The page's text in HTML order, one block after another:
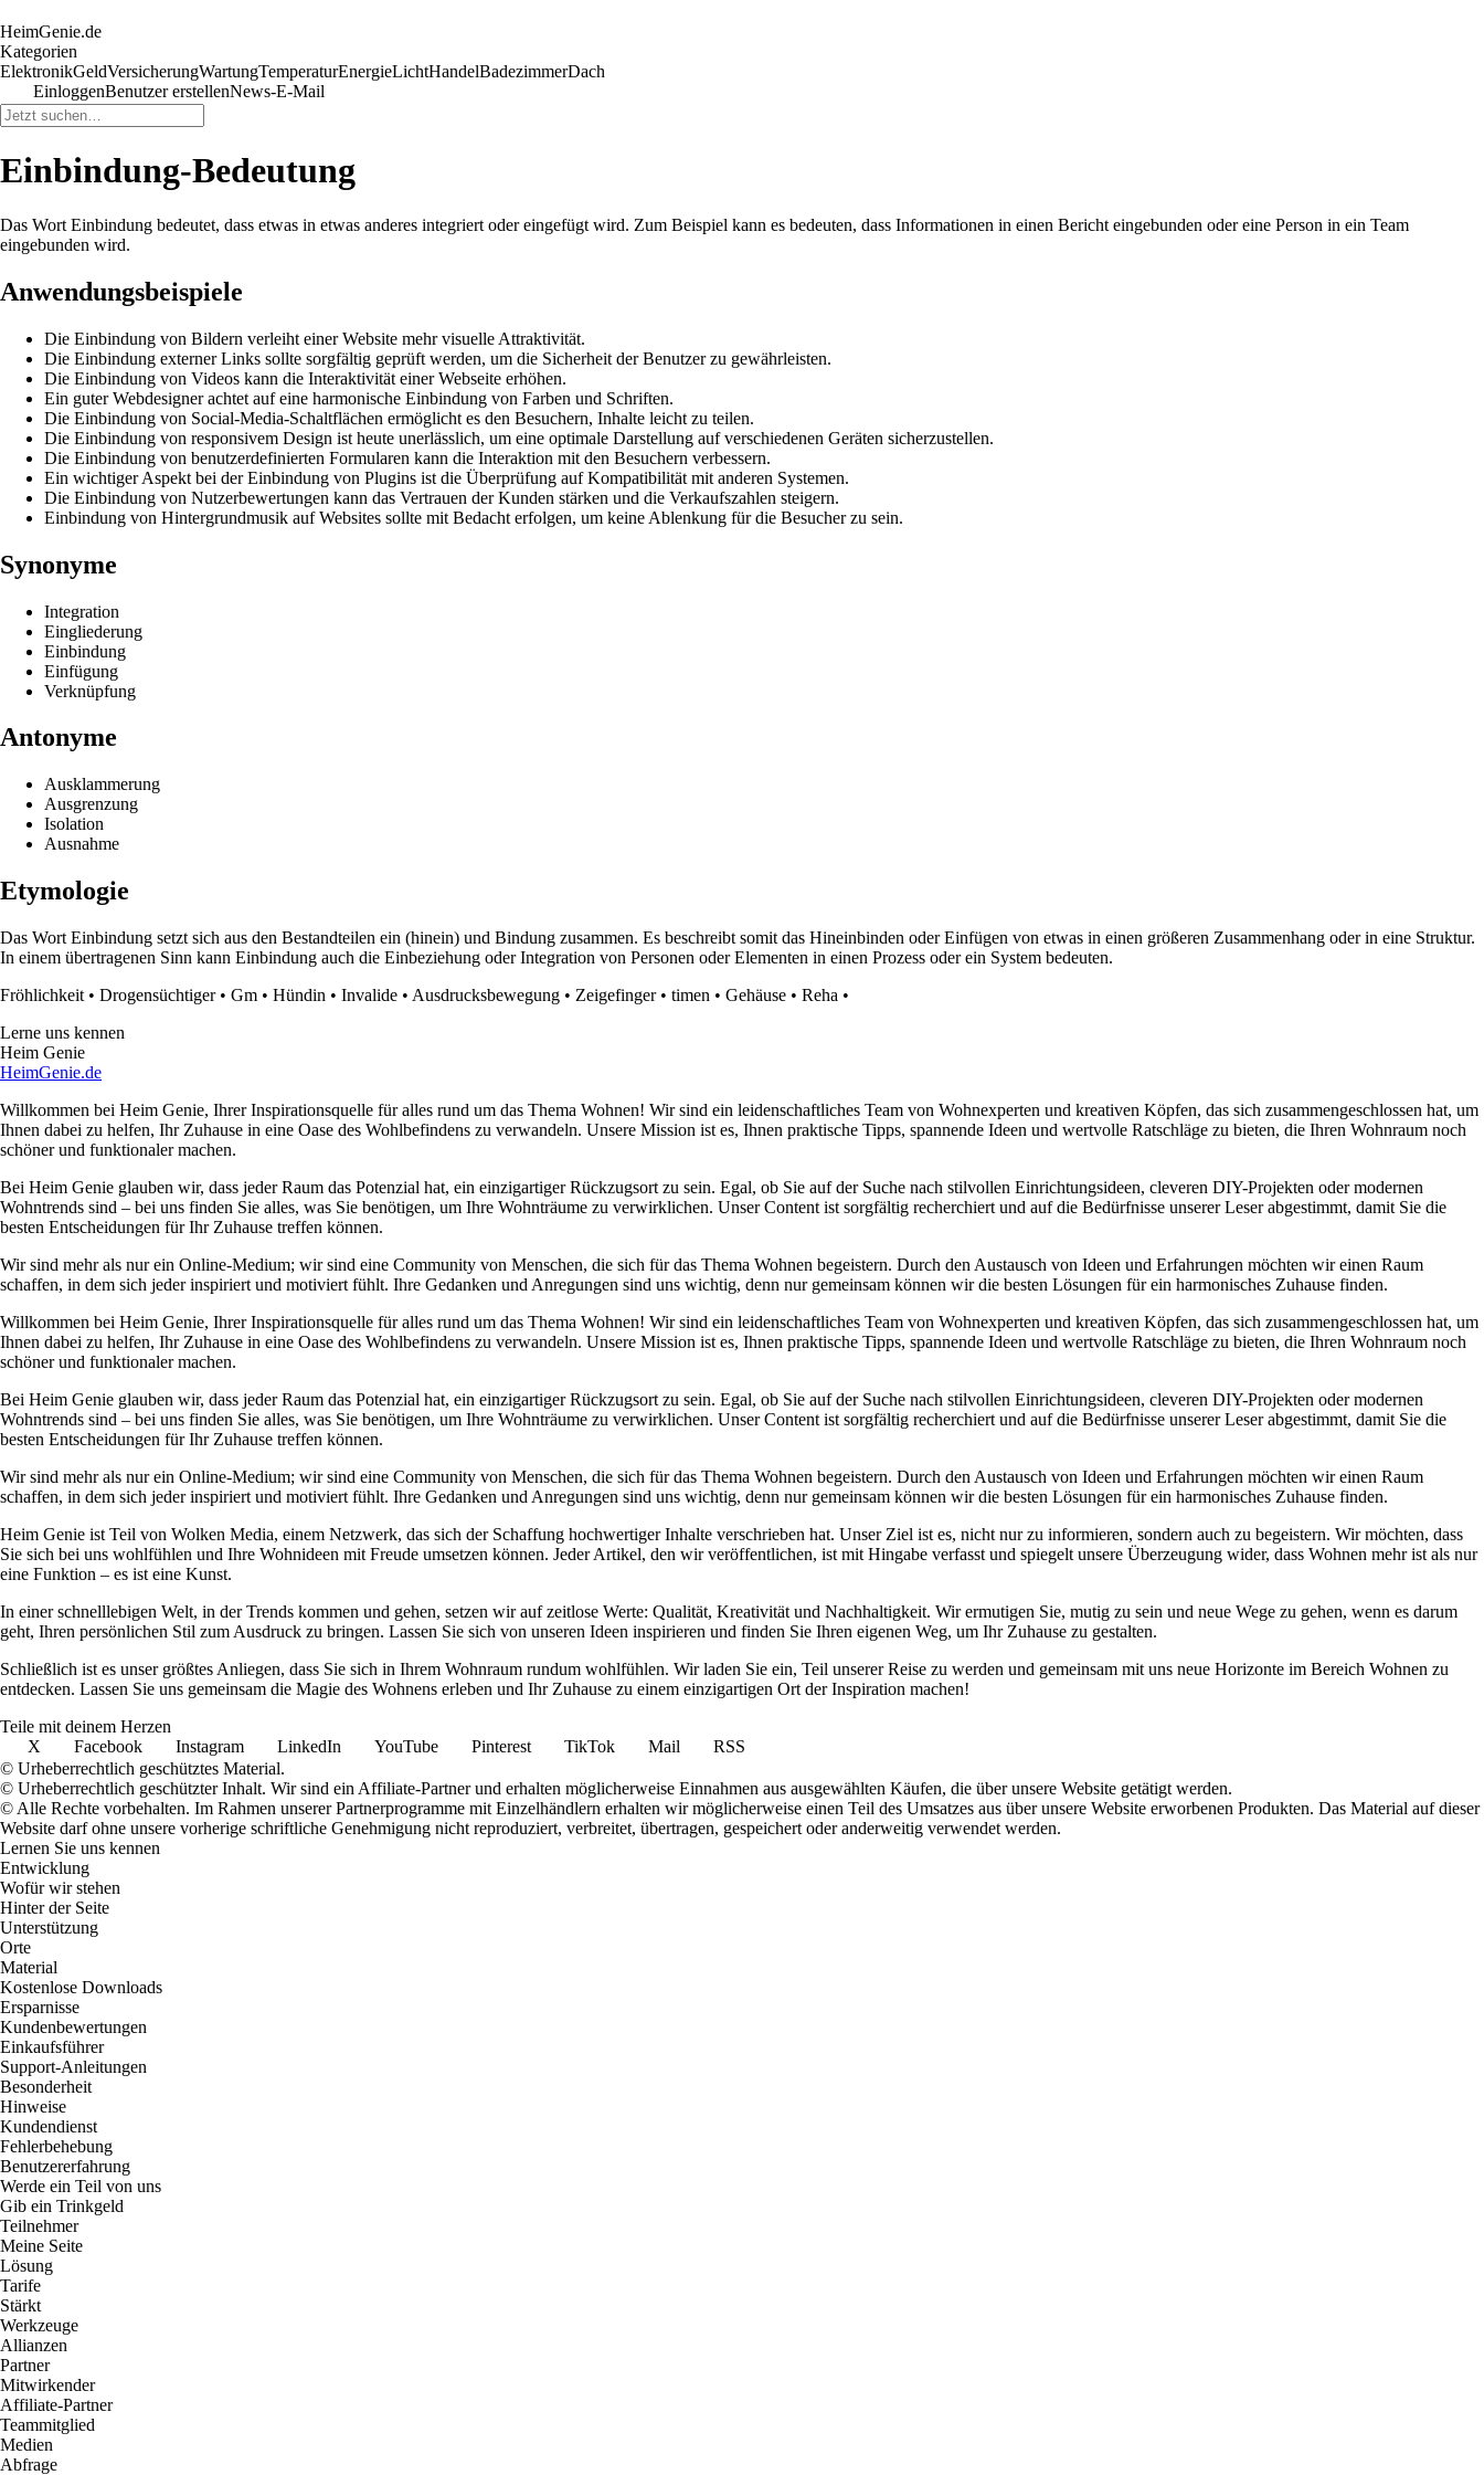
HeimGenie.de
Kategorien
ElektronikGeldVersicherungWartungTemperaturEnergieLichtHandelBadezimmerDach
EinloggenBenutzer erstellenNews-E-Mail
Einbindung-Bedeutung
Das Wort Einbindung bedeutet, dass etwas in etwas anderes integriert oder eingefügt wird. Zum Beispiel kann es bedeuten, dass Informationen in einen Bericht eingebunden oder eine Person in ein Team
eingebunden wird.
Anwendungsbeispiele
Die Einbindung von Bildern verleiht einer Website mehr visuelle Attraktivität.
Die Einbindung externer Links sollte sorgfältig geprüft werden, um die Sicherheit der Benutzer zu gewährleisten.
Die Einbindung von Videos kann die Interaktivität einer Webseite erhöhen.
Ein guter Webdesigner achtet auf eine harmonische Einbindung von Farben und Schriften.
Die Einbindung von Social-Media-Schaltflächen ermöglicht es den Besuchern, Inhalte leicht zu teilen.
Die Einbindung von responsivem Design ist heute unerlässlich, um eine optimale Darstellung auf verschiedenen Geräten sicherzustellen.
Die Einbindung von benutzerdefinierten Formularen kann die Interaktion mit den Besuchern verbessern.
Ein wichtiger Aspekt bei der Einbindung von Plugins ist die Überprüfung auf Kompatibilität mit anderen Systemen.
Die Einbindung von Nutzerbewertungen kann das Vertrauen der Kunden stärken und die Verkaufszahlen steigern.
Einbindung von Hintergrundmusik auf Websites sollte mit Bedacht erfolgen, um keine Ablenkung für die Besucher zu sein.
Synonyme
Integration
Eingliederung
Einbindung
Einfügung
Verknüpfung
Antonyme
Ausklammerung
Ausgrenzung
Isolation
Ausnahme
Etymologie
Das Wort Einbindung setzt sich aus den Bestandteilen ein (hinein) und Bindung zusammen. Es beschreibt somit das Hineinbinden oder Einfügen von etwas in einen größeren Zusammenhang oder in eine Struktur.
In einem übertragenen Sinn kann Einbindung auch die Einbeziehung oder Integration von Personen oder Elementen in einen Prozess oder ein System bedeuten.
Fröhlichkeit • Drogensüchtiger• Gm • Hündin • Invalide • Ausdrucksbewegung • Zeigefinger• timen • Gehäuse • Reha •
Lerne uns kennen
Heim Genie
HeimGenie.de
Willkommen bei Heim Genie, Ihrer Inspirationsquelle für alles rund um das Thema Wohnen! Wir sind ein leidenschaftliches Team von Wohnexperten und kreativen Köpfen, das sich zusammengeschlossen hat, um
Ihnen dabei zu helfen, Ihr Zuhause in eine Oase des Wohlbefindens zu verwandeln. Unsere Mission ist es, Ihnen praktische Tipps, spannende Ideen und wertvolle Ratschläge zu bieten, die Ihren Wohnraum noch
schöner und funktionaler machen.
Bei Heim Genie glauben wir, dass jeder Raum das Potenzial hat, ein einzigartiger Rückzugsort zu sein. Egal, ob Sie auf der Suche nach stilvollen Einrichtungsideen, cleveren DIY-Projekten oder modernen
Wohntrends sind – bei uns finden Sie alles, was Sie benötigen, um Ihre Wohnträume zu verwirklichen. Unser Content ist sorgfältig recherchiert und auf die Bedürfnisse unserer Leser abgestimmt, damit Sie die
besten Entscheidungen für Ihr Zuhause treffen können.
Wir sind mehr als nur ein Online-Medium; wir sind eine Community von Menschen, die sich für das Thema Wohnen begeistern. Durch den Austausch von Ideen und Erfahrungen möchten wir einen Raum
schaffen, in dem sich jeder inspiriert und motiviert fühlt. Ihre Gedanken und Anregungen sind uns wichtig, denn nur gemeinsam können wir die besten Lösungen für ein harmonisches Zuhause finden.
Willkommen bei Heim Genie, Ihrer Inspirationsquelle für alles rund um das Thema Wohnen! Wir sind ein leidenschaftliches Team von Wohnexperten und kreativen Köpfen, das sich zusammengeschlossen hat, um
Ihnen dabei zu helfen, Ihr Zuhause in eine Oase des Wohlbefindens zu verwandeln. Unsere Mission ist es, Ihnen praktische Tipps, spannende Ideen und wertvolle Ratschläge zu bieten, die Ihren Wohnraum noch
schöner und funktionaler machen.
Bei Heim Genie glauben wir, dass jeder Raum das Potenzial hat, ein einzigartiger Rückzugsort zu sein. Egal, ob Sie auf der Suche nach stilvollen Einrichtungsideen, cleveren DIY-Projekten oder modernen
Wohntrends sind – bei uns finden Sie alles, was Sie benötigen, um Ihre Wohnträume zu verwirklichen. Unser Content ist sorgfältig recherchiert und auf die Bedürfnisse unserer Leser abgestimmt, damit Sie die
besten Entscheidungen für Ihr Zuhause treffen können.
Wir sind mehr als nur ein Online-Medium; wir sind eine Community von Menschen, die sich für das Thema Wohnen begeistern. Durch den Austausch von Ideen und Erfahrungen möchten wir einen Raum
schaffen, in dem sich jeder inspiriert und motiviert fühlt. Ihre Gedanken und Anregungen sind uns wichtig, denn nur gemeinsam können wir die besten Lösungen für ein harmonisches Zuhause finden.
Heim Genie ist Teil von Wolken Media, einem Netzwerk, das sich der Schaffung hochwertiger Inhalte verschrieben hat. Unser Ziel ist es, nicht nur zu informieren, sondern auch zu begeistern. Wir möchten, dass
Sie sich bei uns wohlfühlen und Ihre Wohnideen mit Freude umsetzen können. Jeder Artikel, den wir veröffentlichen, ist mit Hingabe verfasst und spiegelt unsere Überzeugung wider, dass Wohnen mehr ist als nur
eine Funktion – es ist eine Kunst.
In einer schnelllebigen Welt, in der Trends kommen und gehen, setzen wir auf zeitlose Werte: Qualität, Kreativität und Nachhaltigkeit. Wir ermutigen Sie, mutig zu sein und neue Wege zu gehen, wenn es darum
geht, Ihren persönlichen Stil zum Ausdruck zu bringen. Lassen Sie sich von unseren Ideen inspirieren und finden Sie Ihren eigenen Weg, um Ihr Zuhause zu gestalten.
Schließlich ist es unser größtes Anliegen, dass Sie sich in Ihrem Wohnraum rundum wohlfühlen. Wir laden Sie ein, Teil unserer Reise zu werden und gemeinsam mit uns neue Horizonte im Bereich Wohnen zu
entdecken. Lassen Sie uns gemeinsam die Magie des Wohnens erleben und Ihr Zuhause zu einem einzigartigen Ort der Inspiration machen!
Teile mit deinem Herzen
X
Facebook Instagram LinkedIn YouTube Pinterest TikTok Mail
RSS
© Urheberrechtlich geschütztes Material.
© Urheberrechtlich geschützter Inhalt. Wir sind ein Affiliate-Partner und erhalten möglicherweise Einnahmen aus ausgewählten Käufen, die über unsere Website getätigt werden.
© Alle Rechte vorbehalten. Im Rahmen unserer Partnerprogramme mit Einzelhändlern erhalten wir möglicherweise einen Teil des Umsatzes aus über unsere Website erworbenen Produkten. Das Material auf dieser
Website darf ohne unsere vorherige schriftliche Genehmigung nicht reproduziert, verbreitet, übertragen, gespeichert oder anderweitig verwendet werden.
Lernen Sie uns kennen
Entwicklung
Wofür wir stehen
Hinter der Seite
Unterstützung
Orte
Material
Kostenlose Downloads
Ersparnisse
Kundenbewertungen
Einkaufsführer
Support-Anleitungen
Besonderheit
Hinweise
Kundendienst
Fehlerbehebung
Benutzererfahrung
Werde ein Teil von uns
Gib ein Trinkgeld
Teilnehmer
Meine Seite
Lösung
Tarife
Stärkt
Werkzeuge
Allianzen
Partner
Mitwirkender
Affiliate-Partner
Teammitglied
Medien
Abfrage